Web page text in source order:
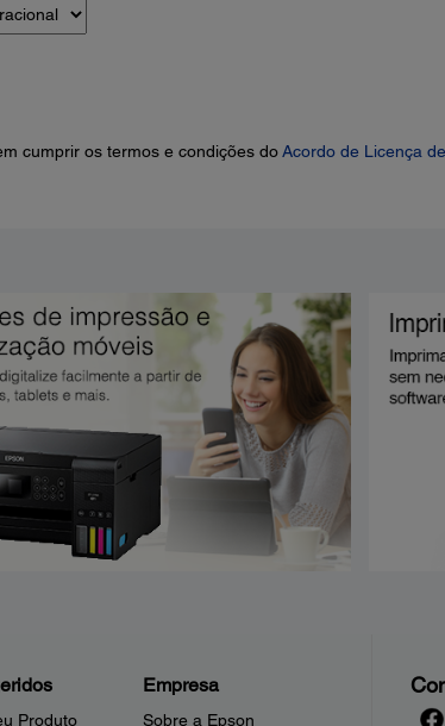
cumprir os termos e condições doAcordo de Licença
Produto
Empresa
Sobre a Epson